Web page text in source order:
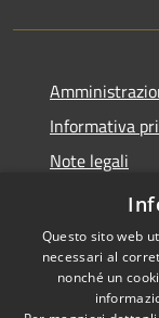
Informativa
Note legali
Dichiarazione
Questo sito web
necessari al
nonché un